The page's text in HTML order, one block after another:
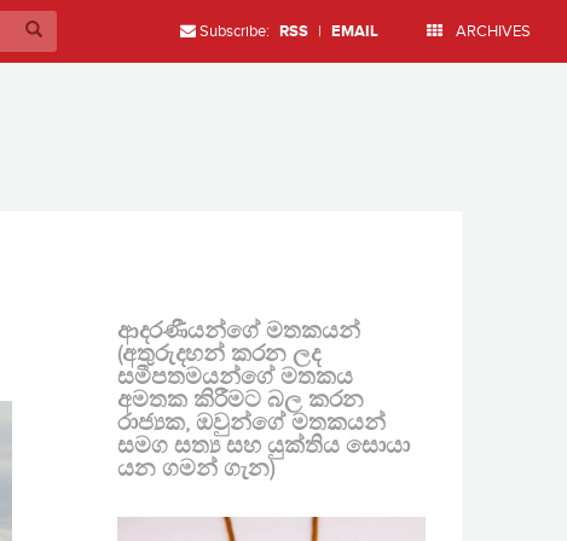
Subscribe: RSS | EMAIL ARCHIVES
ආදරණීයන්ගේ මතකයන්
(අතුරුදහන් කරන ලද
සමීපතමයන්ගේ මතකය
අමතක කිරීමට බල කරන
රාජ්‍යක, ඔවුන්ගේ මතකයන්
සමග සත්‍ය සහ යුක්තිය සොයා
යන ගමන් ගැන)